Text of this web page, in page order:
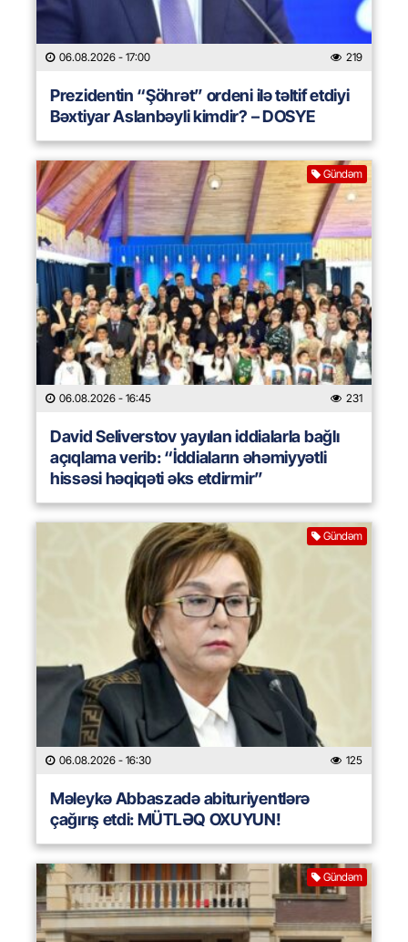
06.08.2026 - 17:00 219
Prezidentin “Şöhrət” ordeni ilə təltif etdiyi
Bəxtiyar Aslanbəyli kimdir? – DOSYE
Gündəm
06.08.2026 - 16:45 231
David Seliverstov yayılan iddialarla bağlı
açıqlama verib: “İddiaların əhəmiyyətli
hissəsi həqiqəti əks etdirmir”
Gündəm
06.08.2026 - 16:30 125
Məleykə Abbaszadə abituriyentlərə
çağırış etdi: MÜTLƏQ OXUYUN!
Gündəm